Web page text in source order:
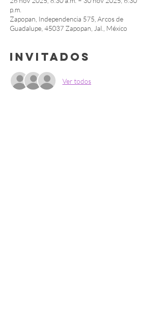
p.m.
Zapopan, Independencia 575, Arcos de
Guadalupe, 45037 Zapopan, Jal., México
Invitados
Ver todos